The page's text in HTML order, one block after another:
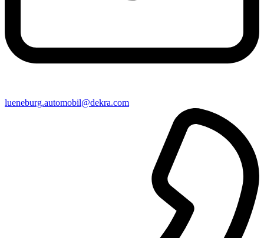
lueneburg​.automobil@​dekra.com